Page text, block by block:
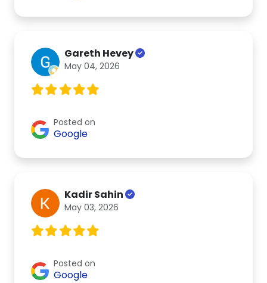
Gareth Hevey
May 04, 2026
Posted on
Google
Kadir Sahin
May 03, 2026
Posted on
Google